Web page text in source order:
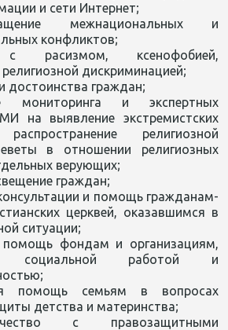
и сети Интернет;
межнациональных и
конфликтов;
ксенофобией,
дискриминацией;
достоинства граждан;
мониторинга и экспертных
на выявление экстремистских
религиозной
в отношении религиозных
верующих;
граждан;
и помощь гражданам-
церквей, оказавшимся в
ситуации;
фондам и организациям,
социальной работой и
помощь семьям в вопросах
детства и материнства;
с правозащитными